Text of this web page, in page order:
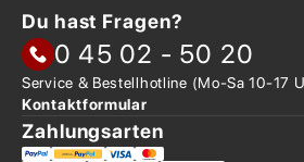
Du hast Fragen?
0 45 02 - 50 20
Service & Bestellhotline (Mo-Sa 10-17
Kontaktformular
Zahlungsarten